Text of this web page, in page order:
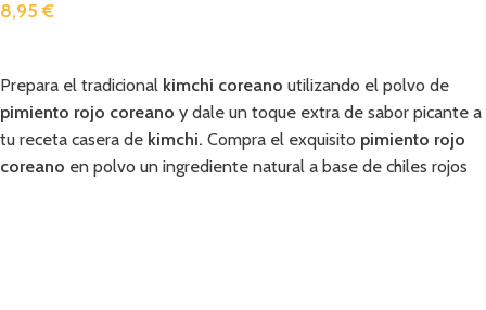
8,95€
Prepara el tradicional kimchi coreano utilizando el polvo de
pimiento rojo coreano y dale un toque extra de sabor picante a
tu receta casera de kimchi. Compra el exquisito pimiento rojo
coreano en polvo un ingrediente natural a base de chiles rojos